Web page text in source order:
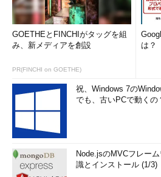
GOETHEとFINCHIがタッグを組
み、新メディアを創設
PR(FINCHI on GOETHE)
は？
祝、Windows 7の
でも、古いPCで動くの
Node.jsのMVCフレー
識とインストール (1/3)